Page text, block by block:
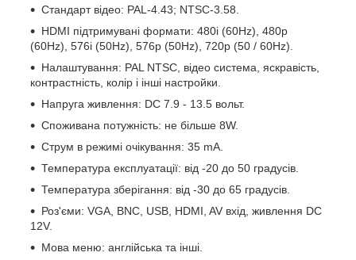
Стандарт відео: PAL-4.43; NTSC-3.58.
HDMI підтримувані формати: 480i (60Hz), 480p
(60Hz), 576i (50Hz), 576p (50Hz), 720p (50 / 60Hz).
Налаштування: PAL NTSC, відео система, яскравість,
контрастність, колір і інші настройки.
Напруга живлення: DC 7.9 - 13.5 вольт.
Споживана потужність: не більше 8W.
Струм в режимі очікування: 35 mA.
Температура експлуатації: від -20 до 50 градусів.
Температура зберігання: від -30 до 65 градусів.
Роз'єми: VGA, BNC, USB, HDMI, AV вхід, живлення DC
12V.
Мова меню: англійська та інші.